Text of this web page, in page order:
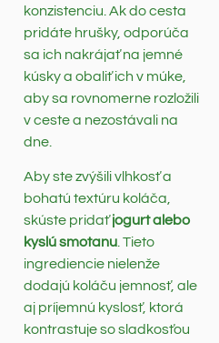
konzistenciu. Ak do cesta
pridáte hrušky, odporúča
sa ich nakrájať na jemné
kúsky a obaliť ich v múke,
aby sa rovnomerne rozložili
v ceste a nezostávali na
dne.
Aby ste zvýšili vlhkosť a
bohatú textúru koláča,
skúste pridaťjogurt alebo
kyslú smotanu . Tieto
ingrediencie nielenže
dodajú koláču jemnosť, ale
aj príjemnú kyslosť, ktorá
kontrastuje so sladkosťou